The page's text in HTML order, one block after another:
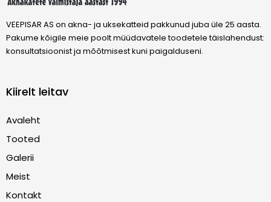
VEEPISAR AS on akna- ja uksekatteid pakkunud juba üle 25 aasta.
Pakume kõigile meie poolt müüdavatele toodetele täislahendust:
konsultatsioonist ja mõõtmisest kuni paigalduseni.
Kiirelt leitav
Avaleht
Tooted
Galerii
Meist
Kontakt